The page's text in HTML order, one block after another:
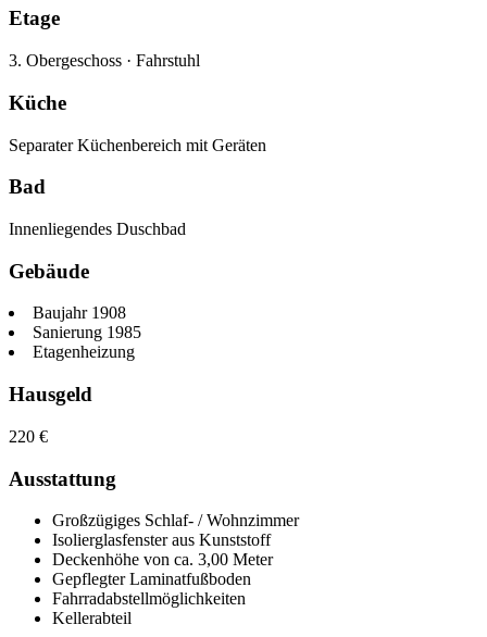
Etage
3. Obergeschoss · Fahrstuhl
Küche
Separater Küchenbereich mit Geräten
Bad
Innenliegendes Duschbad
Gebäude
Baujahr 1908
Sanierung 1985
Etagenheizung
Hausgeld
220 €
Ausstattung
Großzügiges Schlaf- / Wohnzimmer
Isolierglasfenster aus Kunststoff
Deckenhöhe von ca. 3,00 Meter
Gepflegter Laminatfußboden
Fahrradabstellmöglichkeiten
Kellerabteil